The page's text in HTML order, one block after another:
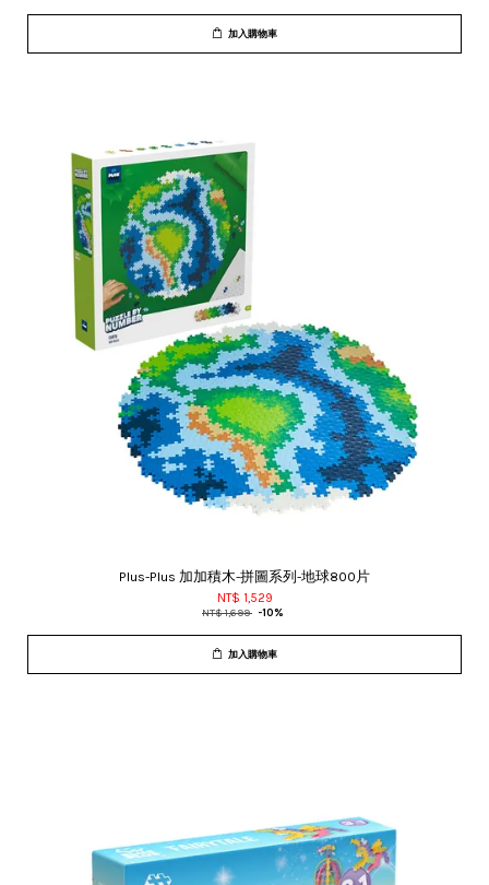
加入購物車
Plus-Plus 加加積木-拼圖系列-地球800片
NT$ 1,529
NT$ 1,699 -10%
加入購物車